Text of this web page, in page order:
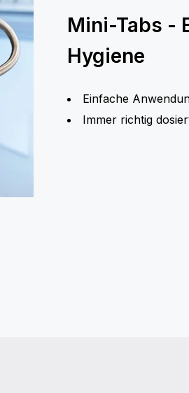
Mini-Tabs -
Hygiene
Einfache
Immer richtig